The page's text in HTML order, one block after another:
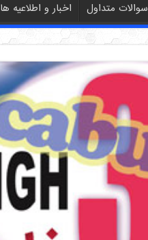
سوالات متداول اخبار و اطلاعیه ها